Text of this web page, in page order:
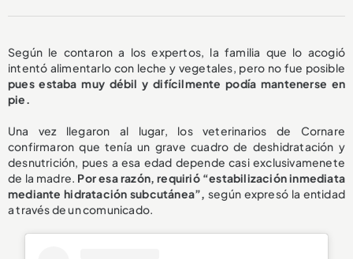
Según le contaron a los expertos, la familia que lo acogió
intentó alimentarlo con leche y vegetales, pero no fue posible
pues estaba muy débil y difícilmente podía mantenerse en
pie.
Una vez llegaron al lugar, los veterinarios de Cornare
confirmaron que tenía un grave cuadro de deshidratación y
desnutrición, pues a esa edad depende casi exclusivamenete
de la madre. Por esa razón, requirió “estabilización inmediata
mediante hidratación subcutánea”, según expresó la entidad
a través de un comunicado.